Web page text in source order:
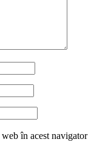
în acest navigator